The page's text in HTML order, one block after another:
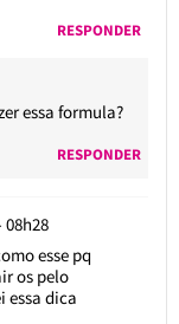
RESPONDER
essa formula?
RESPONDER
08h28
esse pq
os pelo
essa dica